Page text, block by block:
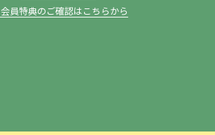
会員特典のご確認はこちらから